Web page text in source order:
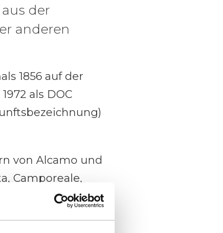
der
anderen
1856 auf der
als DOC
von Alcamo und
Camporeale,
sich teilweise auf